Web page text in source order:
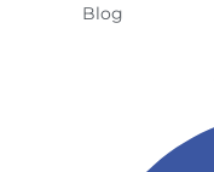
Blog